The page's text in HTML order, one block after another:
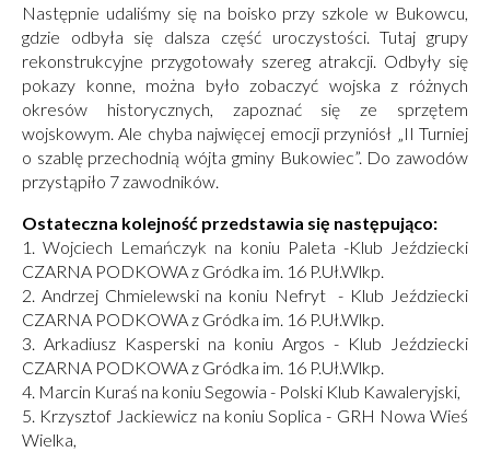
Następnie udaliśmy się na boisko przy szkole w Bukowcu,
gdzie odbyła się dalsza część uroczystości. Tutaj grupy
rekonstrukcyjne przygotowały szereg atrakcji. Odbyły się
pokazy konne, można było zobaczyć wojska z różnych
okresów historycznych, zapoznać się ze sprzętem
wojskowym. Ale chyba najwięcej emocji przyniósł „II Turniej
o szablę przechodnią wójta gminy Bukowiec”. Do zawodów
przystąpiło 7 zawodników.
Ostateczna kolejność przedstawia się następująco:
1. Wojciech Lemańczyk na koniu Paleta -Klub Jeździecki
CZARNA PODKOWA z Gródka im. 16 P.Uł.Wlkp.
2. Andrzej Chmielewski na koniu Nefryt - Klub Jeździecki
CZARNA PODKOWA z Gródka im. 16 P.Uł.Wlkp.
3. Arkadiusz Kasperski na koniu Argos - Klub Jeździecki
CZARNA PODKOWA z Gródka im. 16 P.Uł.Wlkp.
4. Marcin Kuraś na koniu Segowia - Polski Klub Kawaleryjski,
5. Krzysztof Jackiewicz na koniu Soplica - GRH Nowa Wieś
Wielka,